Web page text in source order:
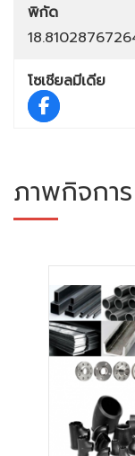
พิกัด
โซเชียลมีเดีย
ภาพกิจการ